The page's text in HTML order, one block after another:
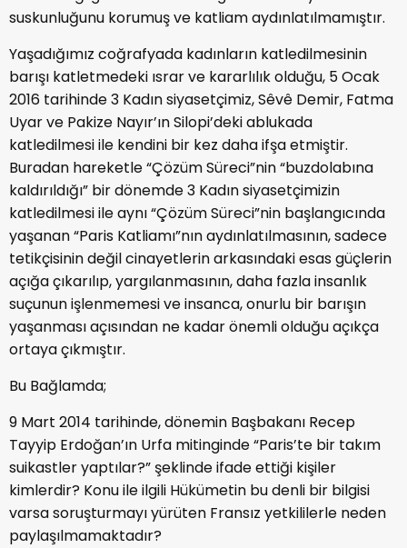
suskunluğunu korumuş ve katliam aydınlatılmamıştır.
Yaşadığımız coğrafyada kadınların katledilmesinin
barışı katletmedeki ısrar ve kararlılık olduğu, 5 Ocak
2016 tarihinde 3 Kadın siyasetçimiz, Sêvê Demir, Fatma
Uyar ve Pakize Nayır’ın Silopi’deki ablukada
katledilmesi ile kendini bir kez daha ifşa etmiştir.
Buradan hareketle “Çözüm Süreci”nin “buzdolabına
kaldırıldığı” bir dönemde 3 Kadın siyasetçimizin
katledilmesi ile aynı “Çözüm Süreci”nin başlangıcında
yaşanan “Paris Katliamı”nın aydınlatılmasının, sadece
tetikçisinin değil cinayetlerin arkasındaki esas güçlerin
açığa çıkarılıp, yargılanmasının, daha fazla insanlık
suçunun işlenmemesi ve insanca, onurlu bir barışın
yaşanması açısından ne kadar önemli olduğu açıkça
ortaya çıkmıştır.
Bu Bağlamda;
9 Mart 2014 tarihinde, dönemin Başbakanı Recep
Tayyip Erdoğan’ın Urfa mitinginde “Paris’te bir takım
suikastler yaptılar?” şeklinde ifade ettiği kişiler
kimlerdir? Konu ile ilgili Hükümetin bu denli bir bilgisi
varsa soruşturmayı yürüten Fransız yetkililerle neden
paylaşılmamaktadır?